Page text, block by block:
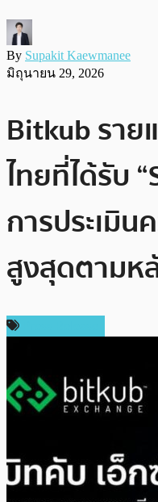
By Supakit Kaewmanee
มิถุนายน 29, 2026
Bitkub ราย
ไทยที่ได้รับ
การประเมิ
สูงสุดตามห